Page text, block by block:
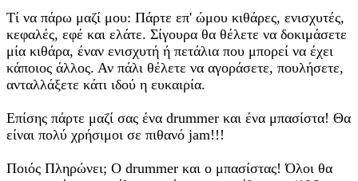
Τί να πάρω μαζί μου: Πάρτε επ' ώμου κιθάρες, ενισχυτές,
κεφαλές, εφέ και ελάτε. Σίγουρα θα θέλετε να δοκιμάσετε
μία κιθάρα, έναν ενισχυτή ή πετάλια που μπορεί να έχει
κάποιος άλλος. Αν πάλι θέλετε να αγοράσετε, πουλήσετε,
ανταλλάξετε κάτι ιδού η ευκαιρία.
Επίσης πάρτε μαζί σας ένα drummer και ένα μπασίστα! Θα
είναι πολύ χρήσιμοι σε πιθανό jam!!!
Ποιός Πληρώνει; O drummer και ο μπασίστας! Όλοι θα